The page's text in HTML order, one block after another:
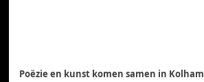
Poëzie en kunst komen samen in Kolham